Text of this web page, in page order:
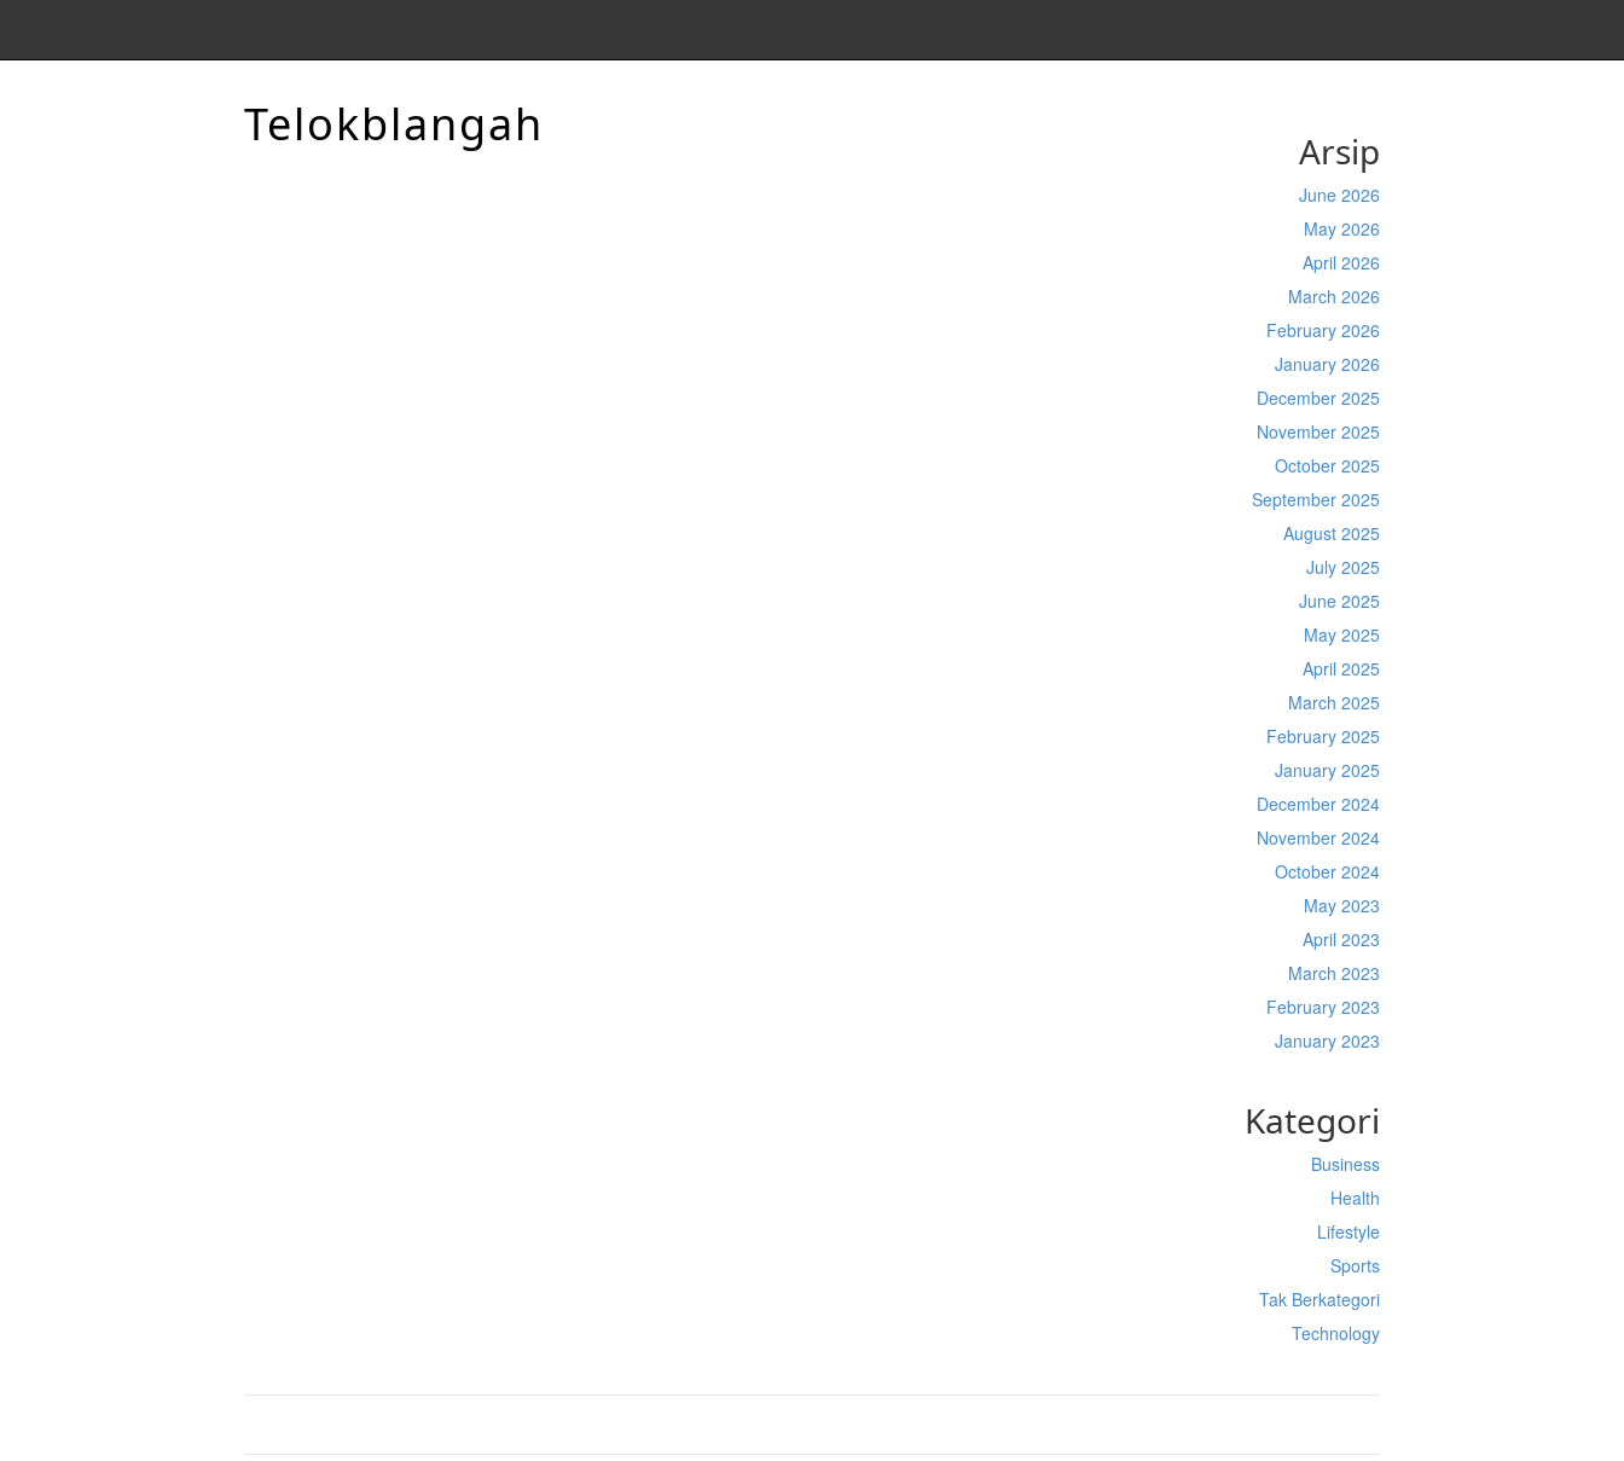
Telokblangah Arsip
June 2026
May 2026
April 2026
March 2026
February 2026
January 2026
December 2025
November 2025
October 2025
September 2025
August 2025
July 2025
June 2025
May 2025
April 2025
March 2025
February 2025
January 2025
December 2024
November 2024
October 2024
May 2023
April 2023
March 2023
February 2023
January 2023
Kategori
Business
Health
Lifestyle
Sports
Tak Berkategori
Technology